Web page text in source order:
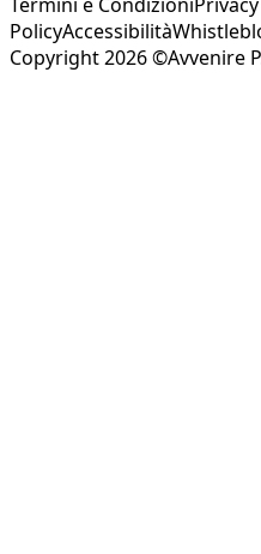
PolicyAccessibilità
Copyright 2026 ©Avvenire